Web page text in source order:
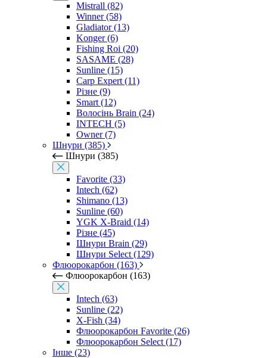
Mistrall (82)
Winner (58)
Gladiator (13)
Konger (6)
Fishing Roi (20)
SASAME (28)
Sunline (15)
Carp Expert (11)
Різне (9)
Smart (12)
Волосінь Brain (24)
INTECH (5)
Owner (7)
Шнури (385)
Шнури (385)
Favorite (33)
Intech (62)
Shimano (13)
Sunline (60)
YGK X-Braid (14)
Різне (45)
Шнури Brain (29)
Шнури Select (129)
Флюорокарбон (163)
Флюорокарбон (163)
Intech (63)
Sunline (22)
X-Fish (34)
Флюорокарбон Favorite (26)
Флюорокарбон Select (17)
Інше (23)